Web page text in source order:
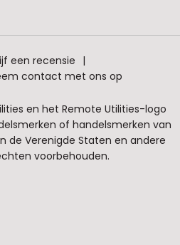
een recensie
contact met ons op
en het Remote Utilities-logo
of handelsmerken van
de Verenigde Staten en andere
voorbehouden.